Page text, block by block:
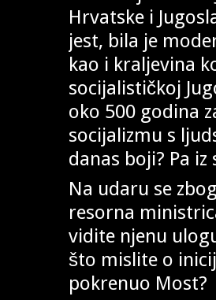
Hrvatske i
jest, bila je
kao i kraljevina
socijalističkoj
oko 500 godina
socijalizmu s
danas boji? Pa
Na udaru se
resorna
vidite njenu
što mislite o
pokrenuo Most?